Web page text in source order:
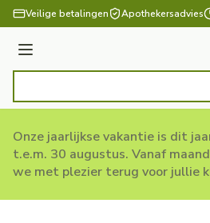
Ga naar de inhoud
Veilige betalingen Apothekersadvies
Menu
Onze jaarlijkse vakantie is dit
t.e.m. 30 augustus. Vanaf
we met plezier terug voor jullie